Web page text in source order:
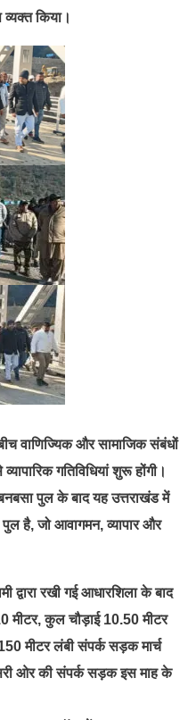
व्यक्त किया।
वाणिज्यिक और सामाजिक संबंधों
गतिविधियां शुरू होंगी।
पुल के बाद यह उत्तराखंड में
है, जो आवागमन, व्यापार और
द्वारा रखी गई आधारशिला के बाद
मीटर, कुल चौड़ाई 10.50 मीटर
मीटर लंबी संपर्क सड़क मार्च
ओर की संपर्क सड़क इस माह के